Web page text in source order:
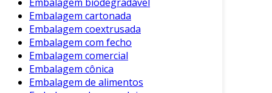
Sustentabilidade Ambiental:
partir de fontes renováveis, ajudam na
conservação de recursos naturais.
Decomposição Rápida:
decomposição ocorre em um prazo de 90
Embalagem cartonada
Embalagem coextrusada
Embalagem com fecho
Embalagem comercial
Embalagem cônica
Embalagem de alimentos